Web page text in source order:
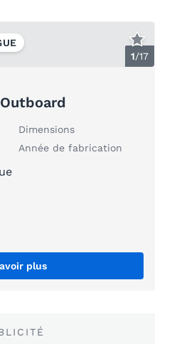
1/17
Dimensions
Année de fabrication
plus